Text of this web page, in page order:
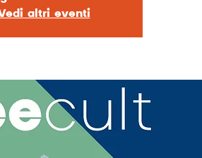
altri eventi